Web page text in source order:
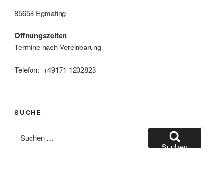
85658 Egmating
Öffnungszeiten
Termine nach Vereinbarung
Telefon: +49171 1202828
SUCHE
nach:
Suchen